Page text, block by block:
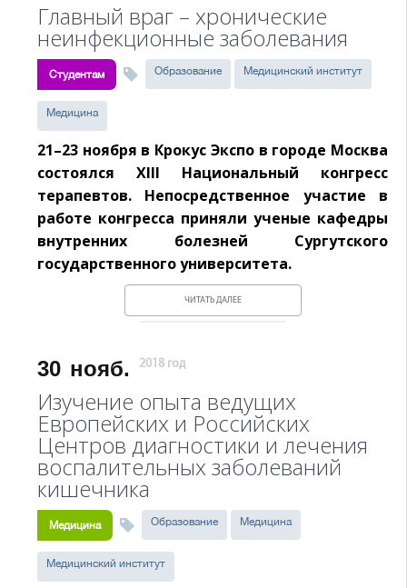
Главный враг – хронические
неинфекционные заболевания
Студентам Образование Медицинский институт
Медицина
21–23 ноября в Крокус Экспо в городе Москва
состоялся XIII Национальный конгресс
терапевтов. Непосредственное участие в
работе конгресса приняли ученые кафедры
внутренних болезней Сургутского
государственного университета.
ЧИТАТЬ ДАЛЕЕ
30 нояб. 2018 год
Изучение опыта ведущих
Европейских и Российских
Центров диагностики и лечения
воспалительных заболеваний
кишечника
Медицина Образование Медицина
Медицинский институт